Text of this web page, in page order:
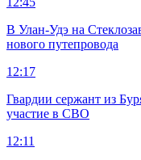
В Улан-Удэ на
нового путепровода
12:17
Гвардии сержант из
участие в СВО
12:11